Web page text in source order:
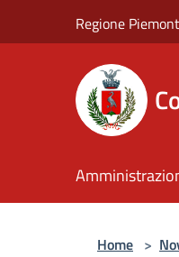
Regione
Home >